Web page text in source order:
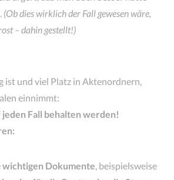
(Ob dies wirklich der Fall gewesen wäre,
– dahin gestellt!)
ist und viel Platz in Aktenordnern,
einnimmt:
Fall behalten werden!
wichtigen Dokumente , beispielsweise